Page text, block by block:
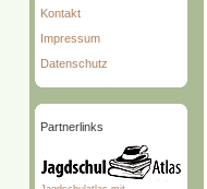
Kontakt
Impressum
Datenschutz
Partnerlinks